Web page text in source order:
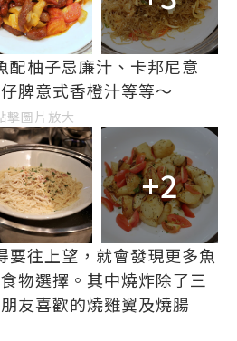
配柚子忌廉汁、卡邦尼意
脾意式香橙汁等等～
擊圖片放大
+2
要往上望，就會發現更多魚
物選擇。其中燒炸除了三
友喜歡的燒雞翼及燒腸